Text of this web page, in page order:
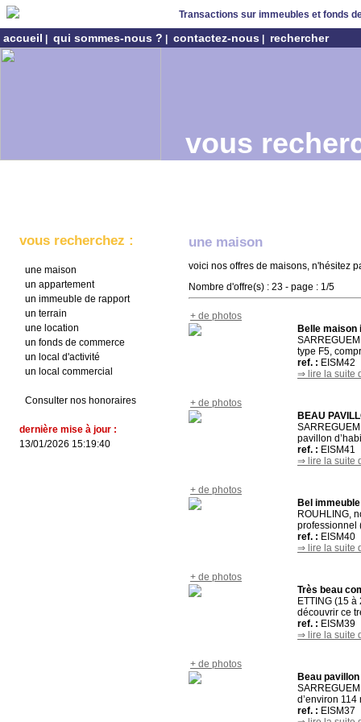
Transactions sur immeubles et fonds
accueil qui sommes-nous ? contactez-nous rechercher
vous
vous recherchez :
une maison
un appartement
un immeuble de rapport
un terrain
une location
un fonds de commerce
un local d'activité
un local commercial
Consulter nos honoraires
dernière mise à jour :
13/01/2026 15:19:40
une maison
voici nos offres de maisons, n'hésitez
Nombre d'offre(s) : 23 - page : 1/5
+ de photos
Belle maison
type F5,
ref. : EISM42
⇒ lire la suite
+ de photos
BEAU
pavillon
ref. : EISM41
⇒ lire la suite
+ de photos
Bel
ROUHLING,
professionnel
ref. : EISM40
⇒ lire la suite
+ de photos
Très beau
ETTING (15
découvrir ce
ref. : EISM39
⇒ lire la suite
+ de photos
Beau
d’environ
ref. : EISM37